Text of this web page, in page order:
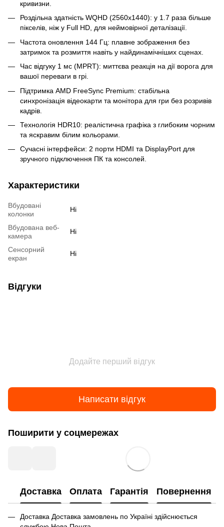
кривизни.
Роздільна здатність WQHD (2560x1440): у 1.7 раза більше
пікселів, ніж у Full HD, для неймовірної деталізації.
Частота оновлення 144 Гц: плавне зображення без
затримок та розмиття навіть у найдинамічніших сценах.
Час відгуку 1 мс (MPRT): миттєва реакція на дії ворога для
вашої переваги в грі.
Підтримка AMD FreeSync Premium: стабільна
синхронізація відеокарти та монітора для гри без розривів
кадрів.
Технологія HDR10: реалістична графіка з глибоким чорним
та яскравим білим кольорами.
Сучасні інтерфейси: 2 порти HDMI та DisplayPort для
зручного підключення ПК та консолей.
Характеристики
Вбудовані
колонки
Ні
Вбудована веб-
камера
Ні
Сенсорний
екран
Ні
Відгуки
Додайте перший відгук
Написати відгук
Поширити у соцмережах
Доставка Оплата Гарантія Повернення
Доставка Доставка замовлень по Україні здійснюється